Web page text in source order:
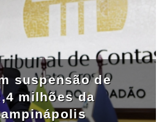
suspensão de
milhões da